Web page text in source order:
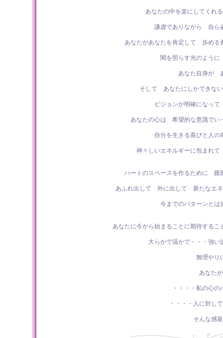
あなたの中を楽にしてくれ
謙虚でありながら 自ら
あなたがあなたを肯定して 歩める
闇を照らす光のよう
あなた自身が
そして あなたにしかできな
ビジョンが明確になっ
あなたの心は 希望的な意識で
自分を生きる喜びと人
神々しいエネルギーに包まれ
ハートのスペースを作るために
あふれ出して 外に出して 新たなエ
今までのパターンとは
あなたに今から始まることに期待する
大らかで温かで・・・強
無理やり
あなた
・・・・私の心
・・・・人に対し
そんな感